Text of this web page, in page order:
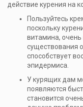
действие курения на
Пользуйтесь
поскольку
витамина,
существования
способствует
эпидермиса.
У курящих дам
появляются
становится